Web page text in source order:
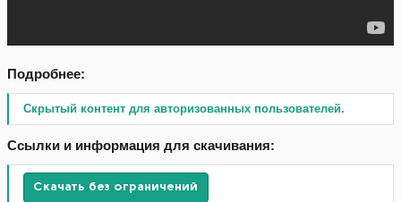
Подробнее:
Скрытый контент для авторизованных пользователей.
Ссылки и информация для скачивания:
Скачать без ограничений